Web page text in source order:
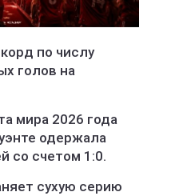
по числу
голов на
мира 2026 года
одержала
со счетом 1:0.
сухую серию